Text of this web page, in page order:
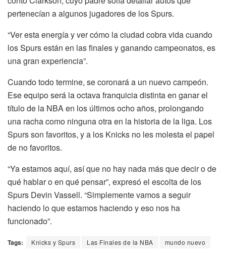
pertenecían a algunos jugadores de los Spurs.
“Ver esta energía y ver cómo la ciudad cobra vida cuando
los Spurs están en las finales y ganando campeonatos, es
una gran experiencia”.
Cuando todo termine, se coronará a un nuevo campeón.
Ese equipo será la octava franquicia distinta en ganar el
título de la NBA en los últimos ocho años, prolongando
una racha como ninguna otra en la historia de la liga. Los
Spurs son favoritos, y a los Knicks no les molesta el papel
de no favoritos.
“Ya estamos aquí, así que no hay nada más que decir o de
qué hablar o en qué pensar”, expresó el escolta de los
Spurs Devin Vassell. “Simplemente vamos a seguir
haciendo lo que estamos haciendo y eso nos ha
funcionado”.
Tags: Knicks y Spurs Las Finales de la NBA mundo nuevo